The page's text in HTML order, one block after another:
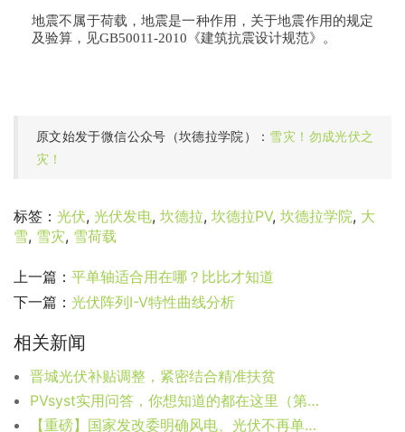
地震不属于荷载，地震是一种作用，关于地震作用的规定
及验算，见GB50011-2010《建筑抗震设计规范》。
原文始发于微信公众号（坎德拉学院）： 雪灾！勿成光伏之
灾！
标签： 光伏, 光伏发电, 坎德拉, 坎德拉PV, 坎德拉学院, 大
雪, 雪灾, 雪荷载
上一篇： 平单轴适合用在哪？比比才知道
下一篇： 光伏阵列I-V特性曲线分析
相关新闻
晋城光伏补贴调整，紧密结合精准扶贫
PVsyst实用问答，你想知道的都在这里（第七期）
【重磅】国家发改委明确风电、光伏不再单独进行节能审查